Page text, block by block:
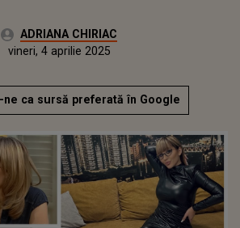
Autor:ADRIANA CHIRIAC
Actualizat:
vineri, 4 aprilie 2025
ne ca sursă preferată în Google